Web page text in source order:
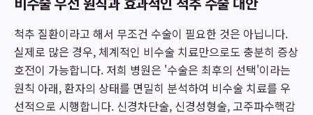
척추 질환이라고 해서 무조건 수술이 필요한 것은 아닙니다.
실제로 많은 경우, 체계적인 비수술 치료만으로도 충분히 증상
호전이 가능합니다. 저희 병원은 '수술은 최후의 선택'이라는
원칙 아래, 환자의 상태를 면밀히 분석하여 비수술 치료를 우
선적으로 시행합니다. 신경차단술, 신경성형술, 고주파수핵감